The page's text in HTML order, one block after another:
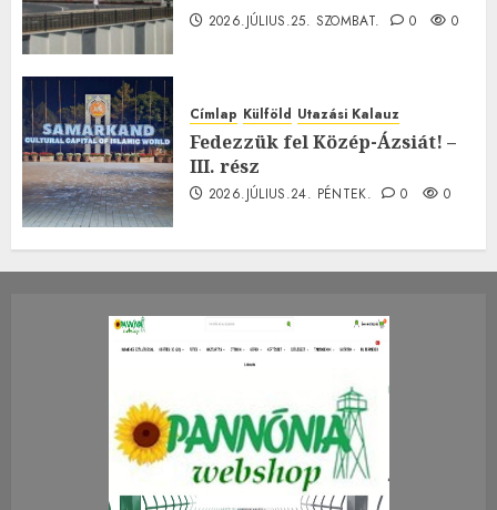
2026.JÚLIUS.25. SZOMBAT. 0 0
Címlap Külföld Utazási Kalauz
Fedezzük fel Közép-Ázsiát! –
III. rész
2026.JÚLIUS.24. PÉNTEK. 0 0